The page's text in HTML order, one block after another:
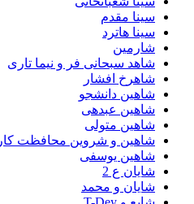
سینا مقدم
سینا هاترد
شارمین
شاهد سبحانی فر و نیما تاری
شاهرخ افشار
شاهین دانشجو
شاهین عبدهی
شاهین متولی
شاهین و شروین محافظت کار
شاهین یوسفی
شایان ع 2
شایان و محمد